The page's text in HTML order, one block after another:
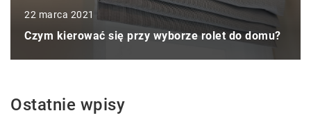
22 marca 2021
Czym kierować się przy wyborze rolet do domu?
Ostatnie wpisy